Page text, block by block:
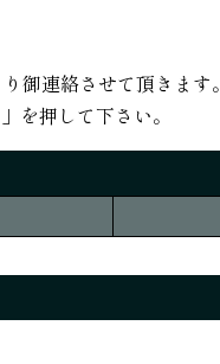
御連絡させて頂きます。
を押して下さい。